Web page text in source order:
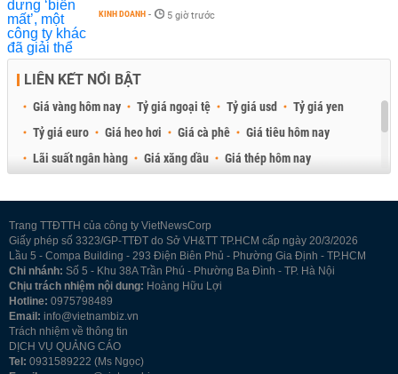
KINH DOANH - 5 giờ trước
LIÊN KẾT NỔI BẬT
Giá vàng hôm nay Tỷ giá ngoại tệ Tỷ giá usd
Tỷ giá yen
Tỷ giá euro
Giá heo hơi Giá cà phê
Giá tiêu hôm nay
Lãi suất ngân hàng
Giá xăng dầu
Giá thép hôm nay
Trang TTĐTTH của công ty VietNewsCorp
Giấy phép số 3323/GP-TTĐT do Sở VH&TT TP.HCM cấp ngày 20/3/2026
Lầu 5 - Compa Building - 293 Điện Biên Phủ - Phường Gia Định - TP.HCM
Chi nhánh: Số 5 - Khu 38A Trần Phú - Phường Ba Đình - TP. Hà Nội
Chịu trách nhiệm nội dung: Hoàng Hữu Lợi
Hotline: 0975798489
Email: info@vietnambiz.vn
Trách nhiệm về thông tin
DỊCH VỤ QUẢNG CÁO
Tel: 0931589222 (Ms Ngọc)